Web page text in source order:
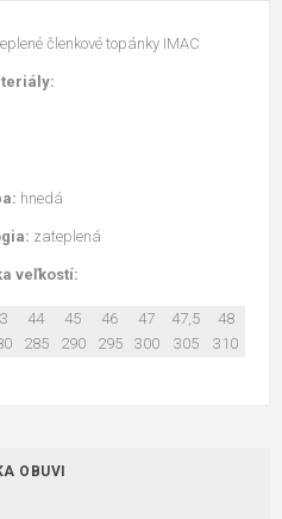
členkové topánky IMAC
hnedá
zateplená
veľkostí:
44 45 46 47 47,5
48
285 290 295 300 305 310
OBUVI